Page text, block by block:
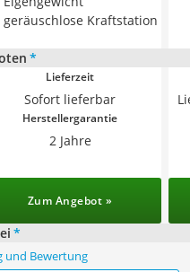
geräuschlose Kraftstation
*
Lieferzeit
Sofort lieferbar
Herstellergarantie
2 Jahre
Zum Angebot »
*
Bewertung